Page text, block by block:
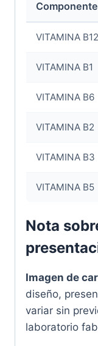
Componente
VITAMINA B12
VITAMINA B1
VITAMINA B6
VITAMINA B2
VITAMINA B3
VITAMINA B5
Nota
Imagen de
diseño,
variar sin
laboratorio